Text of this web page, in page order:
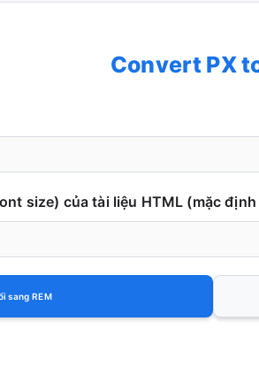
Convert PX
size) của tài liệu HTML (mặc định
sang REM